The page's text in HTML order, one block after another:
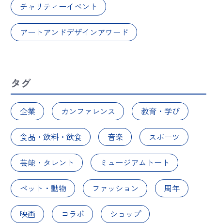
チャリティーイベント
アートアンドデザインアワード
タグ
企業 カンファレンス 教育・学び
食品・飲料・飲食 音楽 スポーツ
芸能・タレント ミュージアムトート
ペット・動物 ファッション 周年
映画 コラボ ショップ